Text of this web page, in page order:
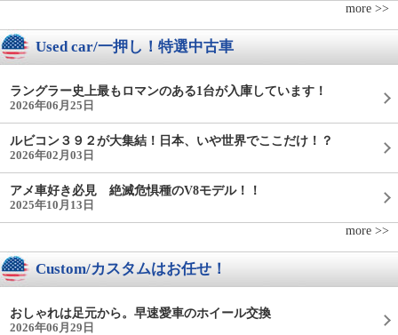
more >>
Used car/一押し！特選中古車
ラングラー史上最もロマンのある1台が入庫しています！
2026年06月25日
ルビコン３９２が大集結！日本、いや世界でここだけ！？
2026年02月03日
アメ車好き必見 絶滅危惧種のV8モデル！！
2025年10月13日
more >>
Custom/カスタムはお任せ！
おしゃれは足元から。早速愛車のホイール交換
2026年06月29日